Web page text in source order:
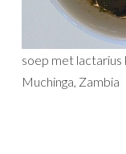
soep met lactarius
Muchinga, Zambia